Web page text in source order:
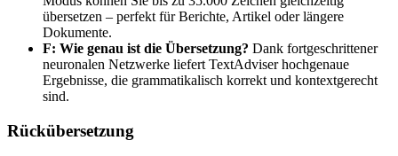
übersetzen – perfekt für Berichte, Artikel oder längere
Dokumente.
F: Wie genau ist die Übersetzung? Dank fortgeschrittener
neuronalen Netzwerke liefert TextAdviser hochgenaue
Ergebnisse, die grammatikalisch korrekt und kontextgerecht
sind.
Rückübersetzung